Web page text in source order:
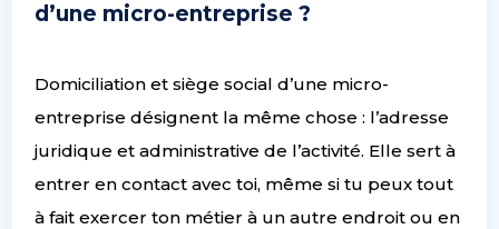
d’une micro-entreprise ?
Domiciliation et siège social d’une micro-
entreprise désignent la même chose : l’adresse
juridique et administrative de l’activité. Elle sert à
entrer en contact avec toi, même si tu peux tout
à fait exercer ton métier à un autre endroit ou en